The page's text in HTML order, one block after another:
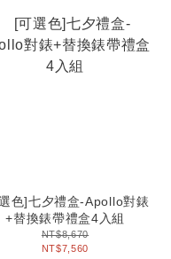
色]七夕禮盒-Apollo對錶
+替換錶帶禮盒4入組
NT$8,670
NT$7,560